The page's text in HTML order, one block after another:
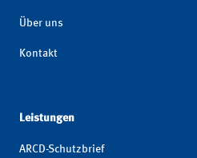
Über uns
Kontakt
Leistungen
ARCD-Schutzbrief